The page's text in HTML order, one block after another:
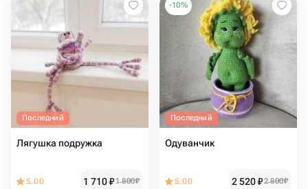
Последний
Лягушка подружка
5.00 1 710₽1 800₽
-10%
Последний
Одуванчик
5.00 2 520₽2 800₽